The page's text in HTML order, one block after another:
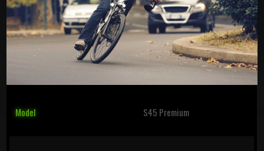
Model S45 Premium